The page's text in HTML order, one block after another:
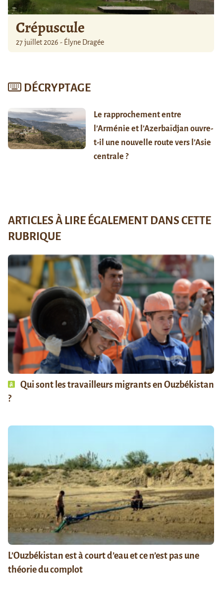
Crépuscule
27 juillet 2026 - Élyne Dragée
DÉCRYPTAGE
Le rapprochement entre
l’Arménie et l’Azerbaïdjan ouvre-
t-il une nouvelle route vers l’Asie
centrale ?
ARTICLES À LIRE ÉGALEMENT DANS CETTE
RUBRIQUE
Qui sont les travailleurs migrants en Ouzbékistan
?
L’Ouzbékistan est à court d’eau et ce n’est pas une
théorie du complot